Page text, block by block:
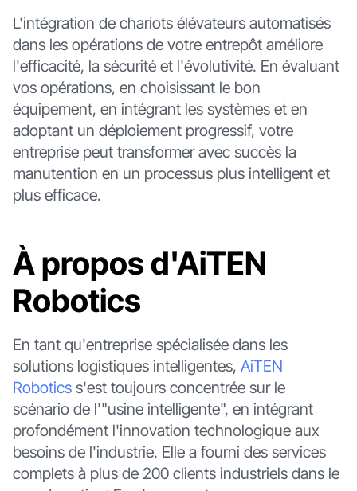
L'intégration de chariots élévateurs automatisés
dans les opérations de votre entrepôt améliore
l'efficacité, la sécurité et l'évolutivité. En évaluant
vos opérations, en choisissant le bon
équipement, en intégrant les systèmes et en
adoptant un déploiement progressif, votre
entreprise peut transformer avec succès la
manutention en un processus plus intelligent et
plus efficace.
À propos d'AiTEN
Robotics
En tant qu'entreprise spécialisée dans les
solutions logistiques intelligentes, AiTEN
Roboticss'est toujours concentrée sur le
scénario de l'"usine intelligente", en intégrant
profondément l'innovation technologique aux
besoins de l'industrie. Elle a fourni des services
complets à plus de 200 clients industriels dans le